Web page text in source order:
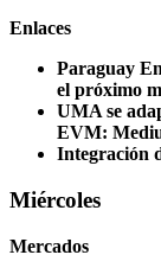
Enlaces
Paraguay
el próximo
UMA se
EVM:
Integración
Miércoles
Mercados